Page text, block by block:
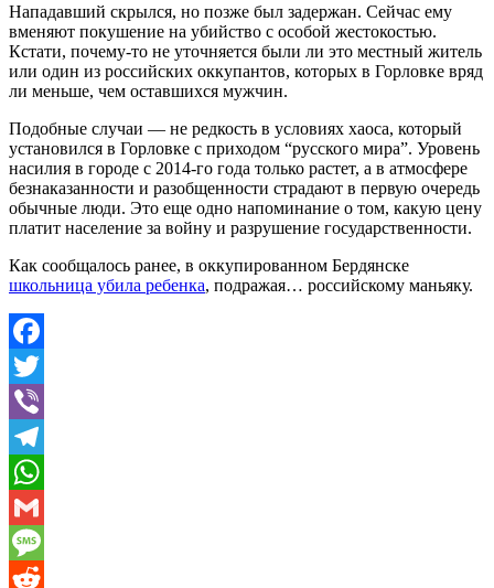
Нападавший скрылся, но позже был задержан. Сейчас ему
вменяют покушение на убийство с особой жестокостью.
Кстати, почему-то не уточняется были ли это местный житель
или один из российских оккупантов, которых в Горловке вряд
ли меньше, чем оставшихся мужчин.
Подобные случаи — не редкость в условиях хаоса, который
установился в Горловке с приходом “русского мира”. Уровень
насилия в городе с 2014-го года только растет, а в атмосфере
безнаказанности и разобщенности страдают в первую очередь
обычные люди. Это еще одно напоминание о том, какую цену
платит население за войну и разрушение государственности.
Как сообщалось ранее, в оккупированном Бердянске
школьница убила ребенка, подражая… российскому маньяку.
Facebook
Twitter
Viber
Telegram
WhatsApp
Gmail
Message